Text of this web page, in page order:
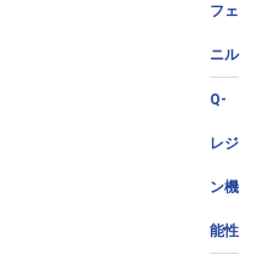
フェ
ニル
Q-
レジ
ン機
能性